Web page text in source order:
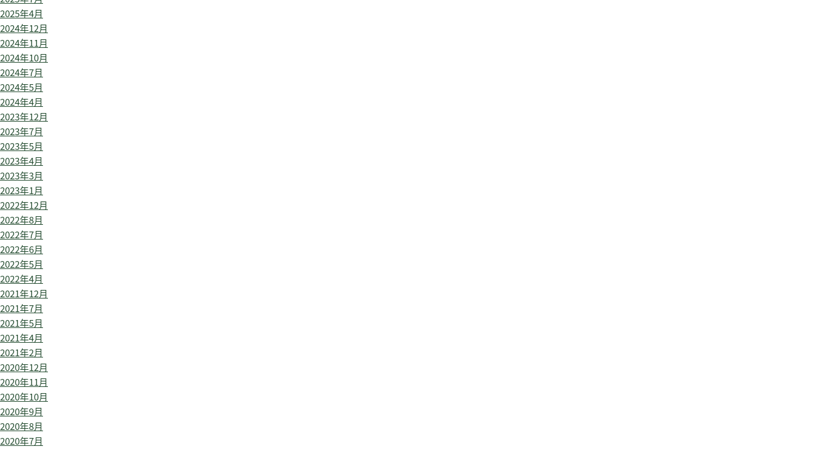
2025年4月
2024年12月
2024年11月
2024年10月
2024年7月
2024年5月
2024年4月
2023年12月
2023年7月
2023年5月
2023年4月
2023年3月
2023年1月
2022年12月
2022年8月
2022年7月
2022年6月
2022年5月
2022年4月
2021年12月
2021年7月
2021年5月
2021年4月
2021年2月
2020年12月
2020年11月
2020年10月
2020年9月
2020年8月
2020年7月